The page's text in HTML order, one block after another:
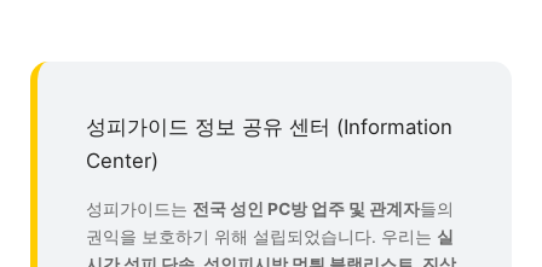
성피가이드 정보 공유 센터 (Information
Center)
성피가이드는 전국 성인 PC방 업주 및 관계자들의
권익을 보호하기 위해 설립되었습니다. 우리는 실